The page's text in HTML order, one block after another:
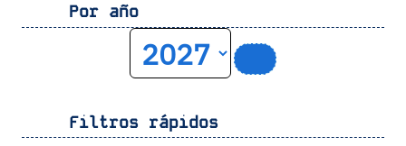
Por año
Filtros rápidos